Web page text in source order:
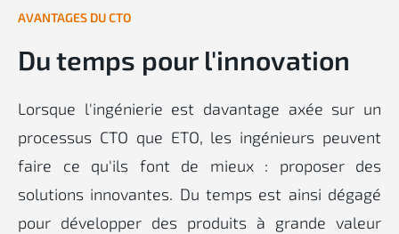
AVANTAGES DU CTO
Du temps pour l'innovation
Lorsque l'ingénierie est davantage axée sur un
processus CTO que ETO, les ingénieurs peuvent
faire ce qu'ils font de mieux : proposer des
solutions innovantes. Du temps est ainsi dégagé
pour développer des produits à grande valeur